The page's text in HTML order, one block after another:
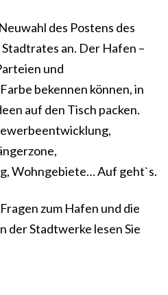
des Postens des
an. Der Hafen –
und
bekennen können, in
auf den Tisch packen.
Wohngebiete… Auf geht`s.
zum Hafen und die
Stadtwerke lesen Sie